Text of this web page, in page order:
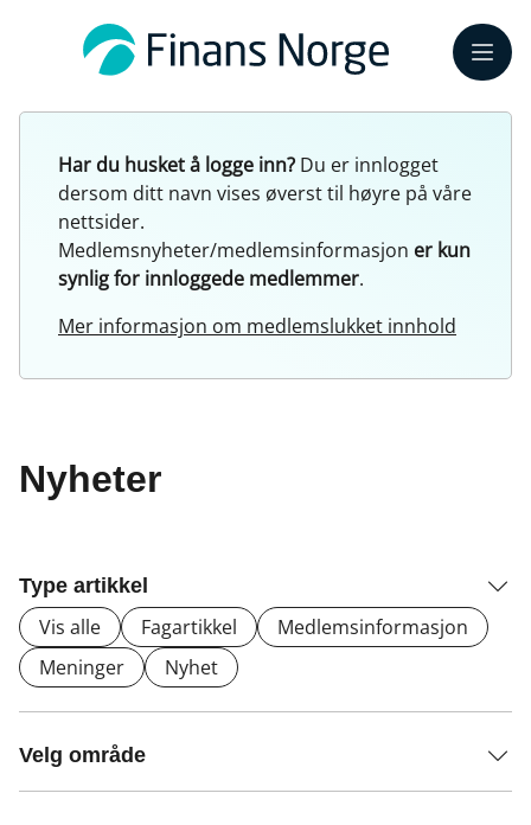
Meny
Har du husket å logge inn? Du er innlogget
dersom ditt navn vises øverst til høyre på våre
nettsider.
Medlemsnyheter/medlemsinformasjon er kun
synlig for innloggede medlemmer.
Mer informasjon om medlemslukket innhold
Nyheter
Type artikkel
Vis alle Fagartikkel
Medlemsinformasjon
Meninger
Nyhet
Velg område